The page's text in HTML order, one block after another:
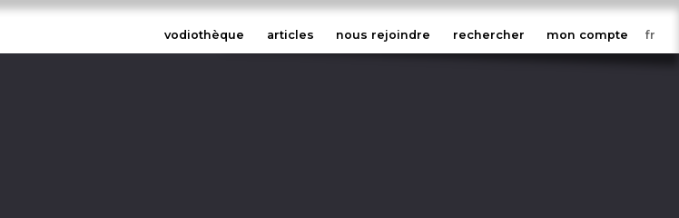
vodiothèque articles nous rejoindre rechercher mon compte